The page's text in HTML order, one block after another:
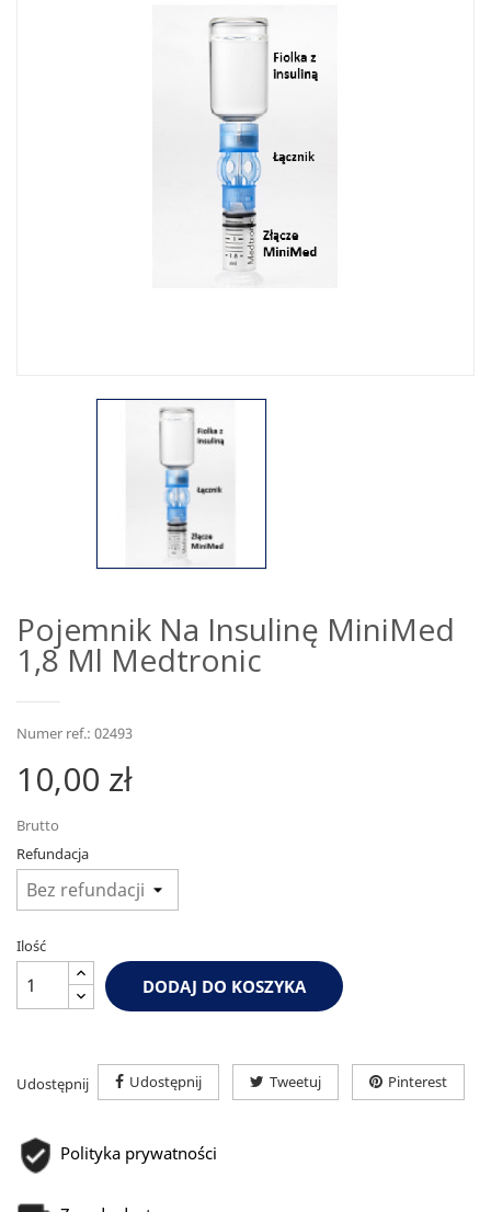
Pojemnik Na Insulinę MiniMed
1,8 Ml Medtronic
Numer ref.: 02493
10,00 zł
Brutto
Refundacja
Ilość
DODAJ DO KOSZYKA
Udostępnij Udostępnij Tweetuj Pinterest
Polityka prywatności